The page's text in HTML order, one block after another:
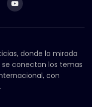
donde la mirada
conectan los temas
con